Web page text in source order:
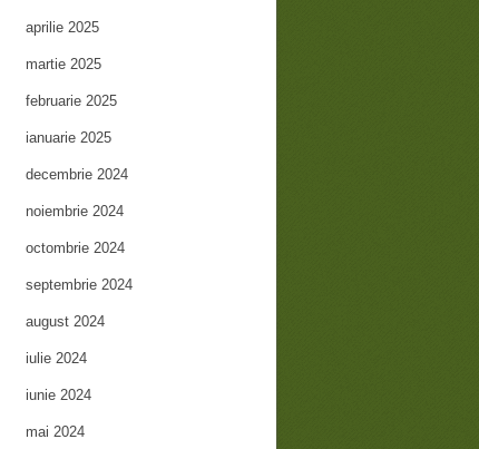
aprilie 2025
martie 2025
februarie 2025
ianuarie 2025
decembrie 2024
noiembrie 2024
octombrie 2024
septembrie 2024
august 2024
iulie 2024
iunie 2024
mai 2024